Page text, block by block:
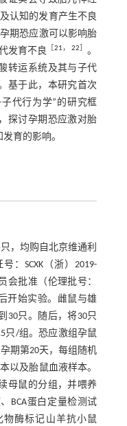
认知的发育产生不良
期恐应激可以影响胎
发育不良 ［21，22］ 。
转运系统及其与子代
基于此，本研究首次
代行为学”的研究框
探讨孕期恐应激对胎
育的影响。
，均购自北京维通利
：SCXK（浙）2019-
会批准（伦理批号：
开始实验。雌鼠与雄
30只。随后，将30只
只/组。恐应激组孕鼠
期第20天，每组随机
以及胎鼠血液样本。
母鼠的分组，并喂养
BCA蛋白定量检测试
酶标记山羊抗小鼠